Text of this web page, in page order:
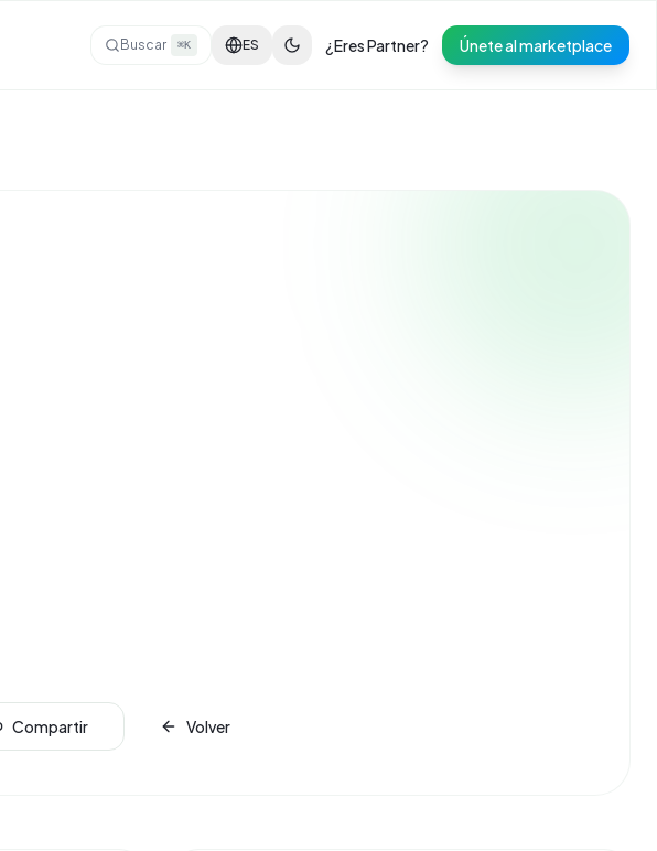
Buscar ⌘K ES ¿Eres Partner? Únete al marketplace
Compartir Volver